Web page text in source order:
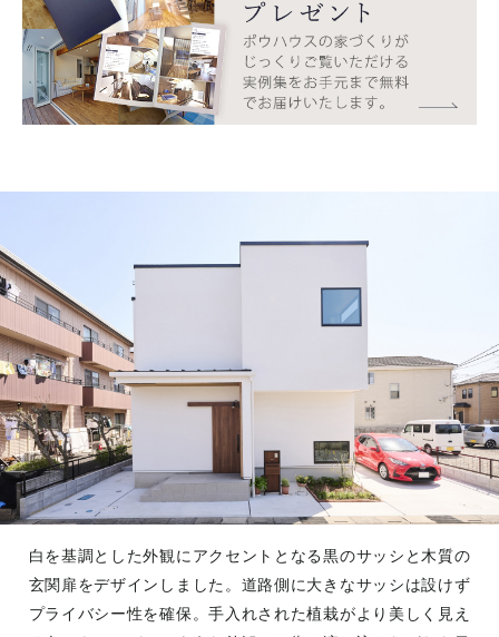
白を基調とした外観にアクセントとなる黒のサッシと木質の
玄関扉をデザインしました。道路側に大きなサッシは設けず
プライバシー性を確保。手入れされた植栽がより美しく見え